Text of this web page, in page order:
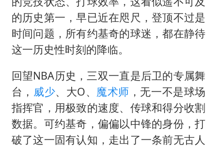
的历史第一，早已近在咫尺，登顶不过是
时间问题，所有约基奇的球迷，都在静待
这一历史性时刻的降临。
回望NBA历史，三双一直是后卫的专属舞
台， 威少、大O、 魔术师 ，无一不是球场
指挥官，用极致的速度、传球和得分收割
数据。可约基奇，偏偏以中锋的身份，打
破了这一固有认知，走出了一条前无古人